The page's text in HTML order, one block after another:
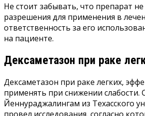
Не стоит забывать, что препарат
разрешения для применения в
ответственность за его
на пациенте.
Дексаметазон при раке
Дексаметазон при раке легких,
применять при снижении слабости.
Йеннураджалингам из Техасского